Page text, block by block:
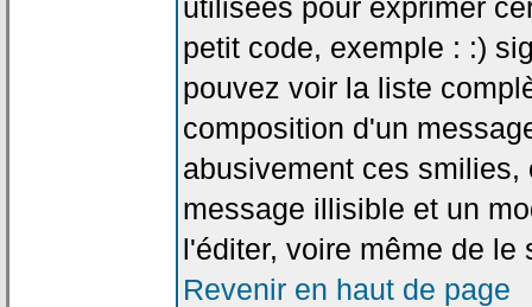
utilisées pour exprimer
petit code, exemple : :)
pouvez voir la liste
composition d'un
abusivement ces
message illisible et un
l'éditer, voire même de le
Revenir en haut de page